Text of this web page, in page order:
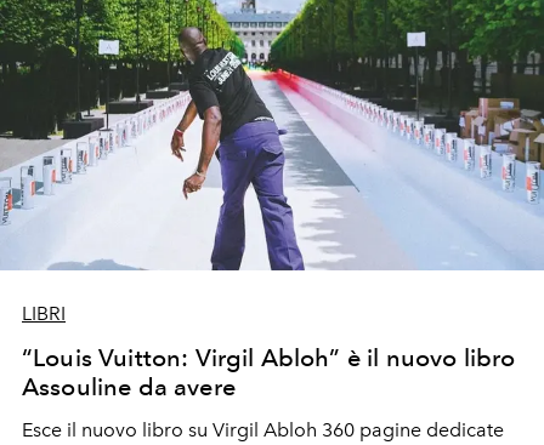
LIBRI
“Louis Vuitton: Virgil Abloh” è il nuovo libro
Assouline da avere
Esce il nuovo libro su Virgil Abloh 360 pagine dedicate